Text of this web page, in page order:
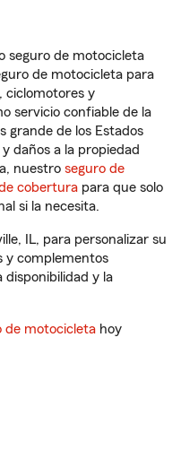
seguro de motocicleta
de motocicleta para
ciclomotores y
servicio confiable de la
grande de los Estados
daños a la propiedad
nuestro seguro de
cobertura para que solo
si la necesita.
IL, para personalizar su
y complementos
disponibilidad y la
de motocicleta hoy